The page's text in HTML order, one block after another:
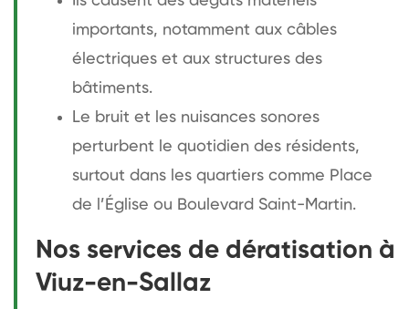
importants, notamment aux câbles
électriques et aux structures des
bâtiments.
Le bruit et les nuisances sonores
perturbent le quotidien des résidents,
surtout dans les quartiers comme Place
de l’Église ou Boulevard Saint-Martin.
Nos services de dératisation à
Viuz-en-Sallaz